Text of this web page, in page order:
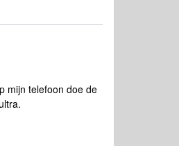
mijn telefoon doe de